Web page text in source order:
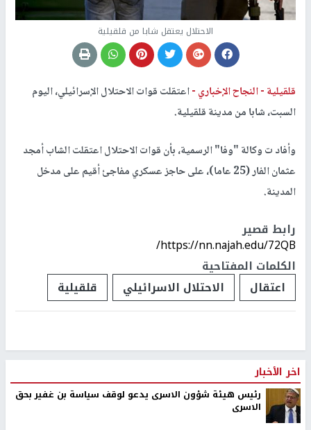
الاحتلال يعتقل شابا من قلقيلية
قلقيلية -النجاح الإخباري -اعتقلت قوات الاحتلال الإسرائيلي، اليوم
السبت، شابا من مدينة قلقيلية.
وأفاد ت وكالة "وفا" الرسمية، بأن قوات الاحتلال اعتقلت الشاب أمجد
عثمان الفار (25 عاما)، على حاجز عسكري مفاجئ أقيم على مدخل
المدينة.
رابط قصير
https://nn.najah.edu/72QB/
الكلمات المفتاحية
اعتقال
الاحتلال الاسرائيلي قلقيلية
اخر الأخبار
رئيس هيئة شؤون الاسرى يدعو لوقف سياسة بن غفير بحق
الاسرى